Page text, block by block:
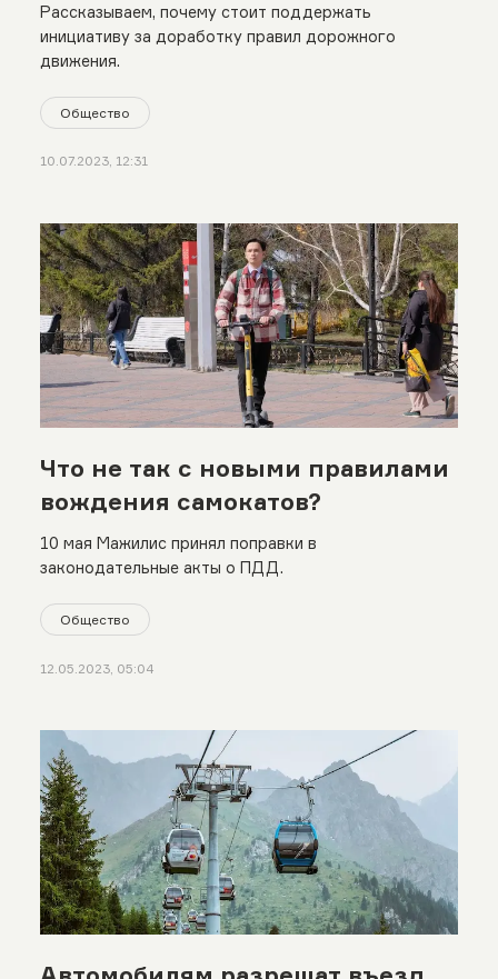
Рассказываем, почему стоит поддержать
инициативу за доработку правил дорожного
движения.
Общество
10.07.2023, 12:31
Что не так с новыми правилами
вождения самокатов?
10 мая Мажилис принял поправки в
законодательные акты о ПДД.
Общество
12.05.2023, 05:04